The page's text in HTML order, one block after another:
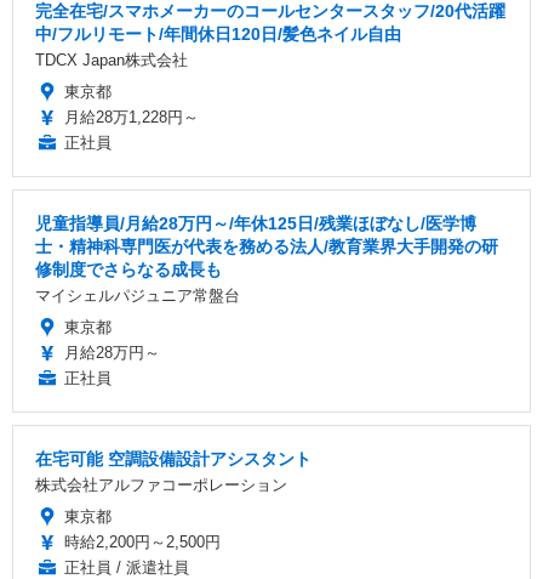
完全在宅/スマホメーカーのコールセンタースタッフ/20代活躍
中/フルリモート/年間休日120日/髪色ネイル自由
TDCX Japan株式会社
東京都
月給28万1,228円～
正社員
児童指導員/月給28万円～/年休125日/残業ほぼなし/医学博
士・精神科専門医が代表を務める法人/教育業界大手開発の研
修制度でさらなる成長も
マイシェルパジュニア常盤台
東京都
月給28万円～
正社員
在宅可能 空調設備設計アシスタント
株式会社アルファコーポレーション
東京都
時給2,200円～2,500円
正社員 / 派遣社員